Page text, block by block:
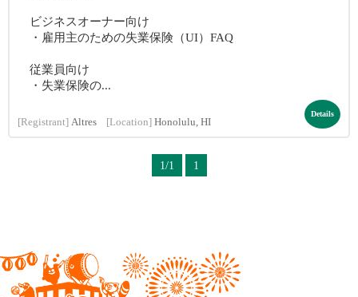
ビジネスオーナー向け
・雇用主のための失業保険（UI）FAQ
従業員向け
・失業保険の...
[Registrant] Altres [Location] Honolulu, HI
Details
1/1 1